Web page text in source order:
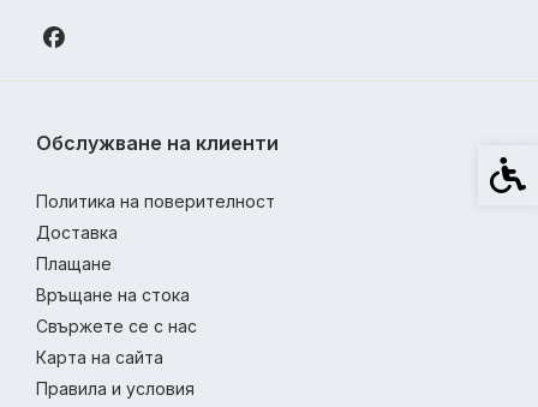
Обслужване на клиенти
Политика на поверителност
Доставка
Плащане
Връщане на стока
Свържете се с нас
Карта на сайта
Правила и условия